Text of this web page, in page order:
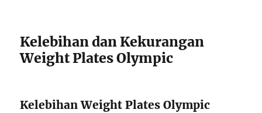
Kelebihan dan Kekurangan
Weight Plates Olympic
Kelebihan Weight Plates Olympic